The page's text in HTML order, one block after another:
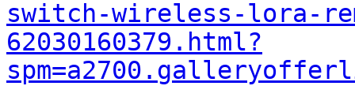
switch-wireless-lora-
62030160379.html?